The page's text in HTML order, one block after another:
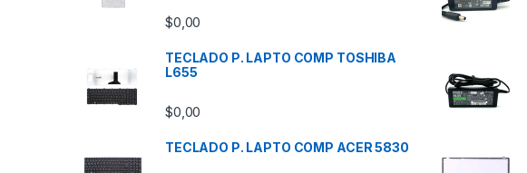
$0,00
TECLADO P. LAPTO COMP TOSHIBA
L655
$0,00
TECLADO P. LAPTO COMP ACER 5830